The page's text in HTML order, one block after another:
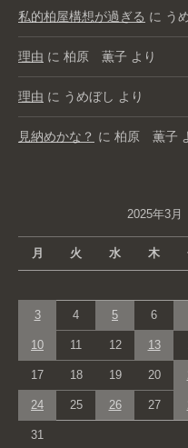
私的柏屋構想が過ぎる に う
理由 に 柏原 薫子 より
理由 に うめぼし より
見納めかな？ に 柏原 薫子
2025年3月
月 火 水 木
3 4 5 6
10 11 12 13
17 18 19 20
24 25 26 27
31